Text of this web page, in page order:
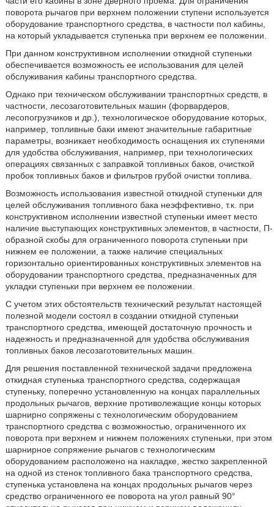
поворота рычагов при верхнем положении ступени используется
оборудование транспортного средства, в частности пол кабины,
на который укладывается ступенька при верхнем ее положении.
При данном конструктивном исполнении откидной ступеньки
обеспечивается возможность ее использования для целей
обслуживания кабины транспортного средства.
Однако при техническом обслуживании транспортных средств, в
частности, лесозаготовительных машин (форвардеров,
лесопогрузчиков и др.), технологическое оборудование которых,
например, топливные баки имеют значительные габаритные
параметры, возникает необходимость оснащения их ступенями
для удобства обслуживания, например, при технологических
операциях связанных с заправкой топливных баков, очисткой
пробок топливных баков и фильтров грубой очистки топлива.
Возможность использования известной откидной ступеньки для
целей обслуживания топливного бака неэффективно, т.к. при
конструктивном исполнении известной ступеньки имеет место
наличие выступающих конструктивных элементов, в частности, П-
образной скобы для ограниченного поворота ступеньки при
нижнем ее положении, а также наличие специальных
горизонтально ориентированных конструктивных элементов на
оборудовании транспортного средства, предназначенных для
укладки ступеньки при верхнем ее положении.
С учетом этих обстоятельств технический результат настоящей
полезной модели состоял в создании откидной ступеньки
транспортного средства, имеющей достаточную прочность и
надежность и предназначенной для удобства обслуживания
топливных баков лесозаготовительных машин.
Для решения поставленной технической задачи предложена
откидная ступенька транспортного средства, содержащая
ступеньку, поперечно установленную на концах параллельных
продольных рычагов, верхние противолежащие концы которых
шарнирно сопряжены с технологическим оборудованием
транспортного средства с возможностью, ограниченного их
поворота при верхнем и нижнем положениях ступеньки, при этом
шарнирное сопряжение рычагов с технологическим
оборудованием расположено на накладке, жестко закрепленной
на одной из стенок топливного бака транспортного средства,
ступенька установлена на концах продольных рычагов через
средство ограниченного ее поворота на угол равный 90°